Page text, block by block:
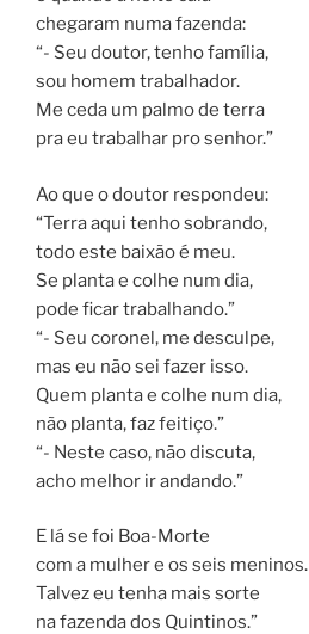
chegaram numa fazenda:
“- Seu doutor, tenho família,
sou homem trabalhador.
Me ceda um palmo de terra
pra eu trabalhar pro senhor.”
Ao que o doutor respondeu:
“Terra aqui tenho sobrando,
todo este baixão é meu.
Se planta e colhe num dia,
pode ficar trabalhando.”
“- Seu coronel, me desculpe,
mas eu não sei fazer isso.
Quem planta e colhe num dia,
não planta, faz feitiço.”
“- Neste caso, não discuta,
acho melhor ir andando.”
E lá se foi Boa-Morte
com a mulher e os seis meninos.
Talvez eu tenha mais sorte
na fazenda dos Quintinos.”